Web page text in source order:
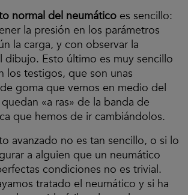
normal del neumático es sencillo:
la presión en los parámetros
la carga, y con observar la
Esto último es muy sencillo
los testigos, que son unas
goma que vemos en medio del
«a ras» de la banda de
que hemos de ir cambiándolos.
avanzado no es tan sencillo, o si lo
a alguien que un neumático
condiciones no es trivial.
tratado el neumático y si ha